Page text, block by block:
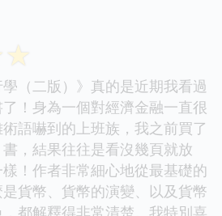
☆
（二版）》真的是近期我看過
！身為一個對經濟金融一直很
語嚇到的上班族，我之前買了
，結果往往是看沒幾頁就放
！作者非常細心地從最基礎的
貨幣、貨幣的演變、以及貨幣
都解釋得非常清楚。我特別喜